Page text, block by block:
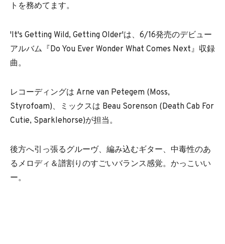
トを務めてます。
'It's Getting Wild, Getting Older'は、6/16発売のデビュー
アルバム『Do You Ever Wonder What Comes Next』収録
曲。
レコーディングは Arne van Petegem (Moss,
Styrofoam)、ミックスは Beau Sorenson (Death Cab For
Cutie, Sparklehorse)が担当。
後方へ引っ張るグルーヴ、編み込むギター、中毒性のあ
るメロディ＆譜割りのすごいバランス感覚。かっこいい
ー。